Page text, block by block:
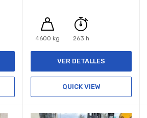
4600 kg 263 h
VER DETALLES
QUICK VIEW